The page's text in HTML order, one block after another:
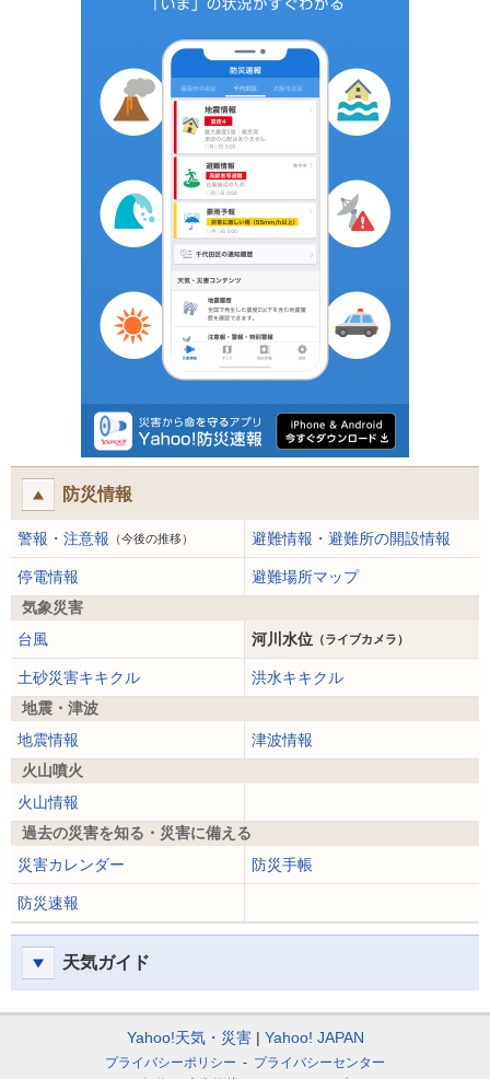
防災情報
警報・注意報 （今後の推移） 避難情報・避難所の開設情報
停電情報
避難場所マップ
気象災害
台風
河川水位 （ライブカメラ）
土砂災害キキクル
洪水キキクル
地震・津波
地震情報
津波情報
火山噴火
火山情報
過去の災害を知る・災害に備える
災害カレンダー
防災手帳
防災速報
天気ガイド
Yahoo!天気・災害 Yahoo! JAPAN
プライバシーポリシー
プライバシーセンター